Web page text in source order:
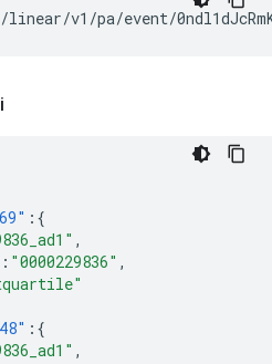
:{
,
: "0000229836" ,
:{
,